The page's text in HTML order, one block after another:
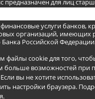
предназначен для лиц
услуги банков,
организаций, имеющих
Российской
файлы cookie для того,
больше возможностей при
вы не хотите
настройки браузера.
.